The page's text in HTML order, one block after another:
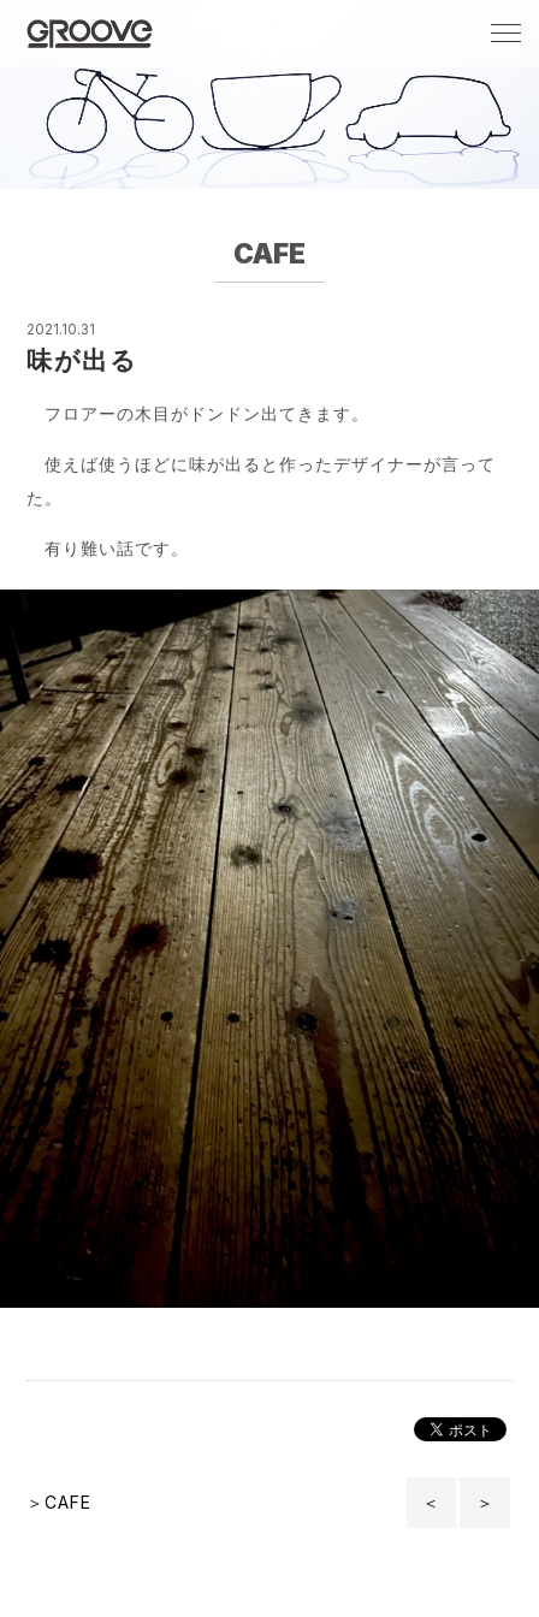
Groove 自転車 カフェ 輸入車・国産車のチ
ューニング/販売
CAFE
2021.10.31
味が出る
フロアーの木目がドンドン出てきます。
使えば使うほどに味が出ると作ったデザイナーが言って
た。
有り難い話です。
＞CAFE ＜ ＞